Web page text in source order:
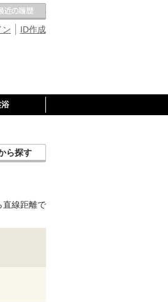
ID作成
ン
りの温泉
ら探す
直線距離で